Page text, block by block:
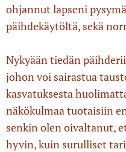
ohjannut lapseni
päihdekäytöltä, sekä
Nykyään tiedän
johon voi sairastua
kasvatuksesta
näkökulmaa tuotaisiin
senkin olen oivaltanut,
hyvin, kuin surulliset